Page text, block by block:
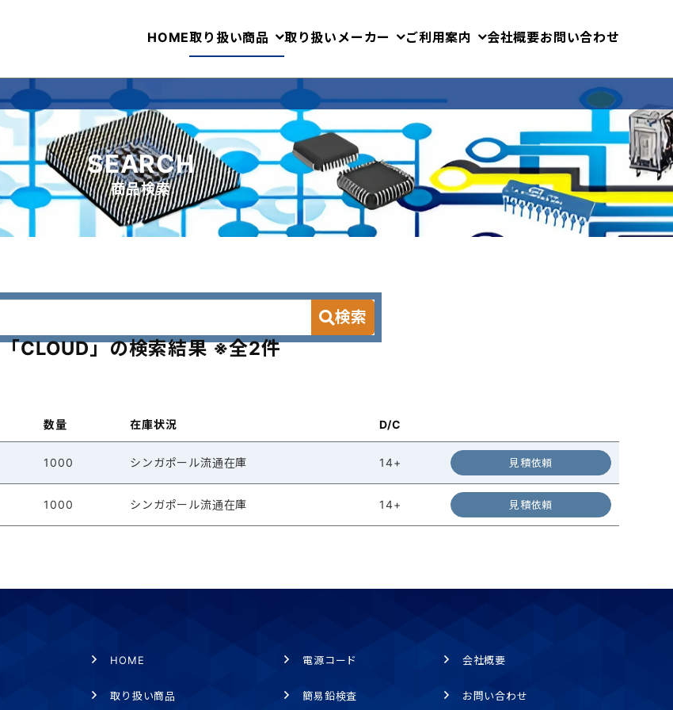
HOME取り扱い商品 取り扱いメーカー ご利用案内 会社概要お問い合わせ
SEARCH
商品検索
検索
「CLOUD」の検索結果 ※全2件
数量 在庫状況 D/C
1000 シンガポール流通在庫 14+ 見積依頼
1000 シンガポール流通在庫 14+ 見積依頼
HOME
取り扱い商品
電源コード
簡易鉛検査
会社概要
お問い合わせ